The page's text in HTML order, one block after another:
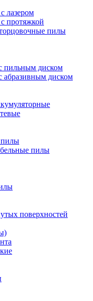
лазером
протяжкой
пилы
пильным диском
диском
пилы
пилы
поверхностей